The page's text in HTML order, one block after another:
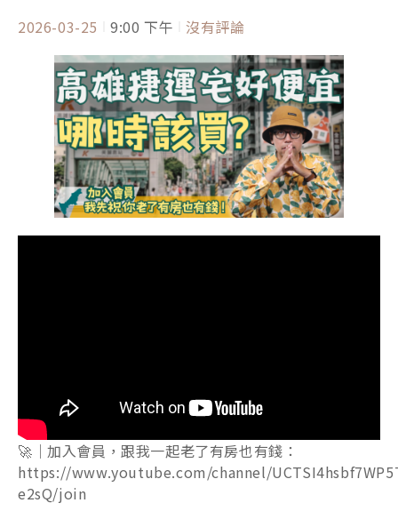
2026-03-25 9:00 下午 沒有評論
🚀｜加入會員，跟我一起老了有房也有錢：
https://www.youtube.com/channel/
e2sQ/join